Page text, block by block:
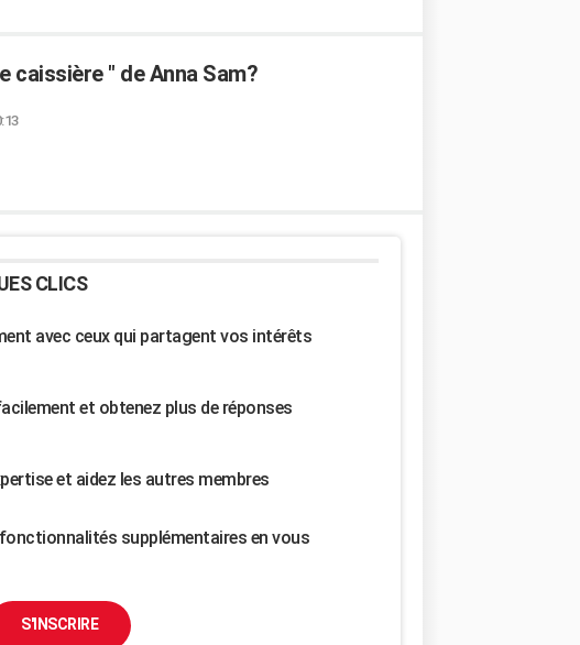
caissière " de Anna Sam?
CLICS
avec ceux qui partagent vos intérêts
et obtenez plus de réponses
et aidez les autres membres
supplémentaires en vous
S'INSCRIRE